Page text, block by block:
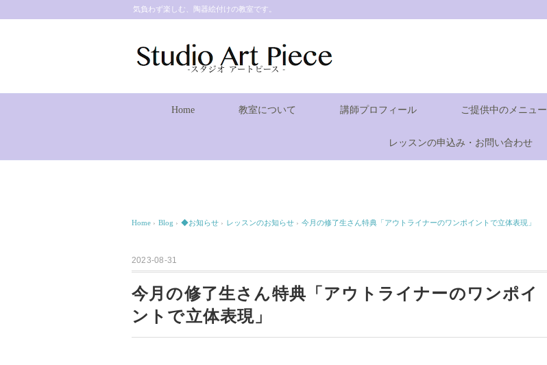
気負わず楽しむ、陶器絵付けの教室です。
Home 教室について 講師プロフィール ご提供中のメニュー
レッスンの申込み・お問い合わせ
Home › Blog › ◆お知らせ › レッスンのお知らせ › 今月の修了生さん特典「アウトライナーのワンポイントで立体表現」
2023-08-31
今月の修了生さん特典「アウトライナーのワンポイ
ントで立体表現」